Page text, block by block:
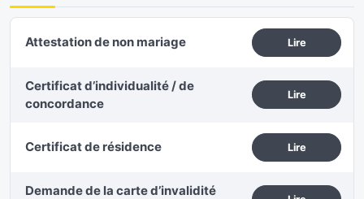
Attestation de non mariage Lire
Certificat d’individualité / de
concordance
Lire
Certificat de résidence Lire
Demande de la carte d’invalidité